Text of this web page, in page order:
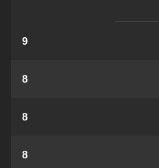
9
8
8
8